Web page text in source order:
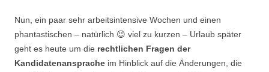
Nun, ein paar sehr arbeitsintensive Wochen und einen
phantastischen – natürlich 😉 viel zu kurzen – Urlaub später
geht es heute um die rechtlichen Fragen der
Kandidatenansprache im Hinblick auf die Änderungen, die